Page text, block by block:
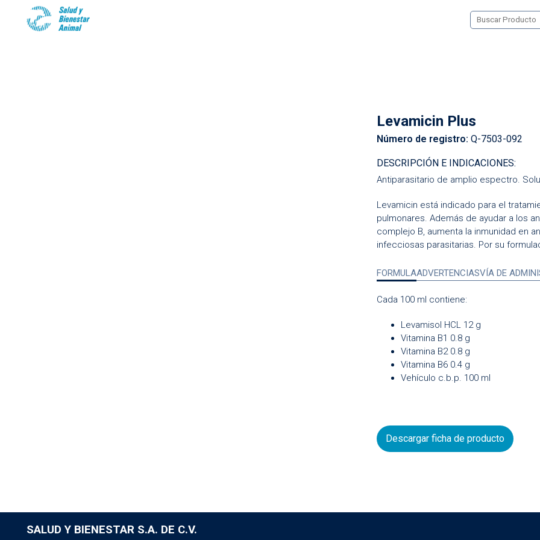
Levamicin Plus
Número de registro: Q-7503-092
DESCRIPCIÓN E INDICACIONES:
Antiparasitario de amplio espectro.
Levamicin está indicado para el
pulmonares. Además de ayudar a los
complejo B, aumenta la inmunidad en
infecciosas parasitarias. Por su
FORMULAADVERTENCIASVÍA DE
Cada 100 ml contiene:
Levamisol HCL 12g
Vitamina B1 0.8 g
Vitamina B2 0.8 g
Vitamina B6 0.4 g
Vehículo c.b.p. 100 ml
Descargar ficha de producto
SALUD Y BIENESTAR S.A. DE C.V.